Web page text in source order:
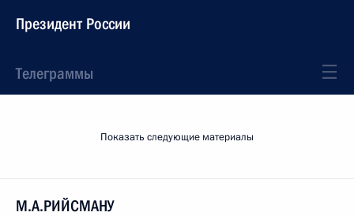
Президент России
Телеграммы
Показать следующие материалы
М.А.РИЙСМАНУ